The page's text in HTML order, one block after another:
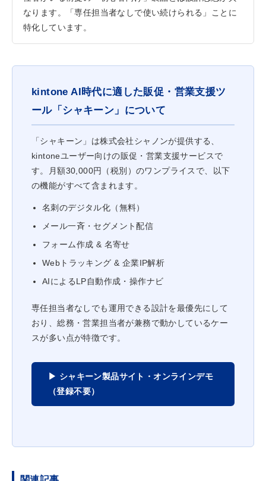
なります。「専任担当者なしで使い続けられる」ことに
特化しています。
kintone AI時代に適した販促・営業支援ツ
ール「シャキーン」について
「シャキーン」は株式会社シャノンが提供する、
kintoneユーザー向けの販促・営業支援サービスで
す。月額30,000円（税別）のワンプライスで、以下
の機能がすべて含まれます。
名刺のデジタル化（無料）
メール一斉・セグメント配信
フォーム作成 & 名寄せ
Webトラッキング & 企業IP解析
AIによるLP自動作成・操作ナビ
専任担当者なしでも運用できる設計を最優先にして
おり、総務・営業担当者が兼務で動かしているケー
スが多い点が特徴です。
▶ シャキーン製品サイト・オンラインデモ
（登録不要）